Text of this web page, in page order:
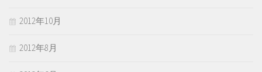
2012年10月
2012年8月